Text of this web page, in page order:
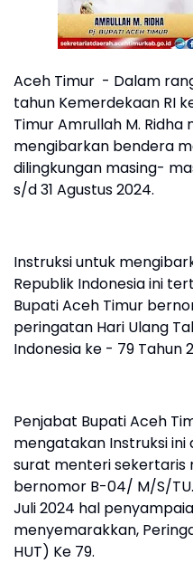
Aceh Timur - Dalam
tahun Kemerdekaan RI
Timur Amrullah M.
mengibarkan bendera
dilingkungan masing-
s/d 31 Agustus 2024.
Instruksi untuk
Republik Indonesia ini
Bupati Aceh Timur
peringatan Hari Ulang
Indonesia ke - 79 Tahun
Penjabat Bupati Aceh
mengatakan Instruksi
surat menteri sekertaris
bernomor B-04/ M/S/
Juli 2024 hal
menyemarakkan,
HUT) Ke 79.